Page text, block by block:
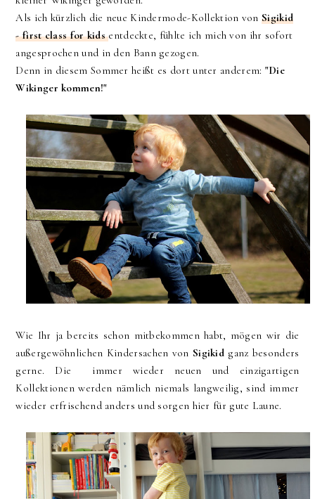
Als ich kürzlich die neue Kindermode-Kollektion vonSigikid
- first class for kidsentdeckte, fühlte ich mich von ihr sofort
angesprochen und in den Bann gezogen.
Denn in diesem Sommer heißt es dort unter anderem: "Die
Wikinger kommen!"
Wie Ihr ja bereits schon mitbekommen habt, mögen wir die
außergewöhnlichen Kindersachen von Sigikid ganz besonders
gerne. Die immer wieder neuen und einzigartigen
Kollektionen werden nämlich niemals langweilig, sind immer
wieder erfrischend anders und sorgen hier für gute Laune.